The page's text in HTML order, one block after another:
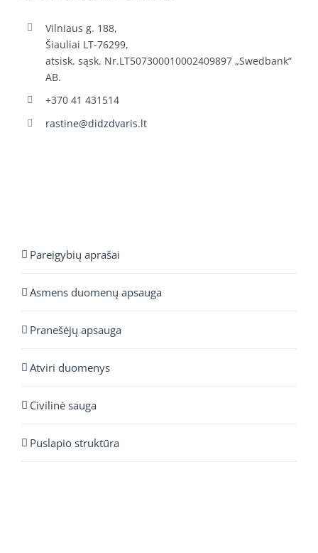
Vilniaus g. 188,
Šiauliai LT-76299,
atsisk. sąsk. Nr.LT507300010002409897 „Swedbank“
AB.
+370 41 431514
rastine@didzdvaris.lt
Pareigybių aprašai
Asmens duomenų apsauga
Pranešėjų apsauga
Atviri duomenys
Civilinė sauga
Puslapio struktūra